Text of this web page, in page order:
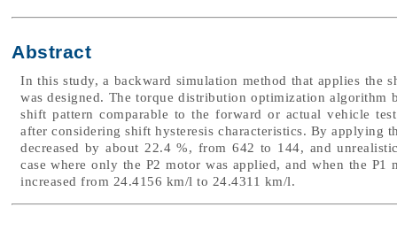
Abstract
In this study, a backward simulation method that applies the
was designed. The torque distribution optimization algorithm
shift pattern comparable to the forward or actual vehicle
after considering shift hysteresis characteristics. By applying
decreased by about 22.4 %, from 642 to 144, and
case where only the P2 motor was applied, and when the
increased from 24.4156 km/l to 24.4311 km/l.